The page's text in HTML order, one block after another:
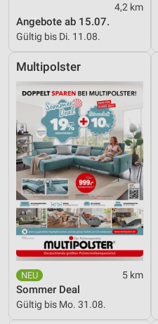
4,2 km
Angebote ab 15.07.
Gültig bis Di. 11.08.
Multipolster
5 km
Sommer Deal
Gültig bis Mo. 31.08.